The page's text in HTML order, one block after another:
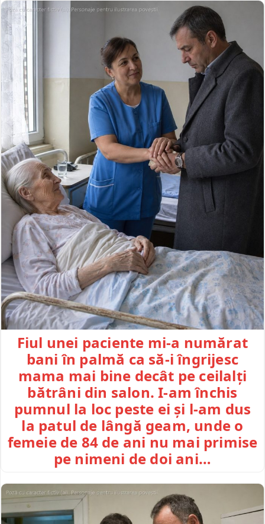
Fiul unei paciente mi-a numărat
bani în palmă ca să-i îngrijesc
mama mai bine decât pe ceilalți
bătrâni din salon. I-am închis
pumnul la loc peste ei și l-am dus
la patul de lângă geam, unde o
femeie de 84 de ani nu mai primise
pe nimeni de doi ani…